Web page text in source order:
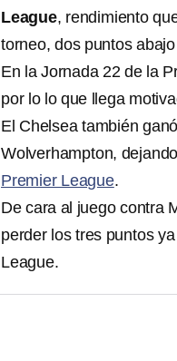
League, rendimiento
torneo, dos puntos
En la Jornada 22 de la
por lo lo que llega
El Chelsea también
Wolverhampton,
Premier League.
De cara al juego contra
perder los tres puntos
League.